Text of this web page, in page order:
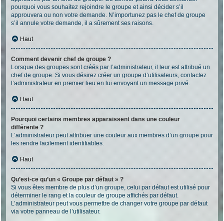
pourquoi vous souhaitez rejoindre le groupe et ainsi décider s’il
approuvera ou non votre demande. N’importunez pas le chef de groupe
s’il annule votre demande, il a sûrement ses raisons.
Haut
Comment devenir chef de groupe ?
Lorsque des groupes sont créés par l’administrateur, il leur est attribué un
chef de groupe. Si vous désirez créer un groupe d’utilisateurs, contactez
l’administrateur en premier lieu en lui envoyant un message privé.
Haut
Pourquoi certains membres apparaissent dans une couleur
différente ?
L’administrateur peut attribuer une couleur aux membres d’un groupe pour
les rendre facilement identifiables.
Haut
Qu’est-ce qu’un « Groupe par défaut » ?
Si vous êtes membre de plus d’un groupe, celui par défaut est utilisé pour
déterminer le rang et la couleur de groupe affichés par défaut.
L’administrateur peut vous permettre de changer votre groupe par défaut
via votre panneau de l’utilisateur.